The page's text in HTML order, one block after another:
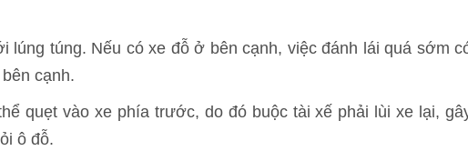
lúng túng. Nếu có xe đỗ ở bên cạnh, việc đánh lái quá sớm
cạnh.
quẹt vào xe phía trước, do đó buộc tài xế phải lùi xe lại,
ô đỗ.